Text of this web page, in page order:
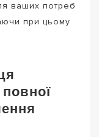
ваших потреб
при цьому